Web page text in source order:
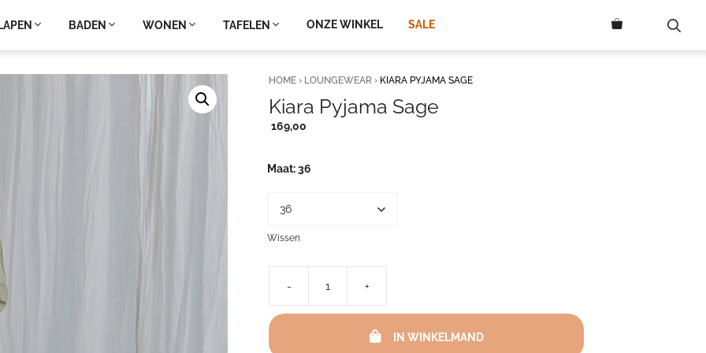
BADEN WONEN TAFELEN ONZE WINKEL SALE
HOME › LOUNGEWEAR › KIARA PYJAMA SAGE
Kiara Pyjama Sage
169,00
Maat 36
Wissen
-
Pyjama
Sage
aantal
+
IN WINKELMAND